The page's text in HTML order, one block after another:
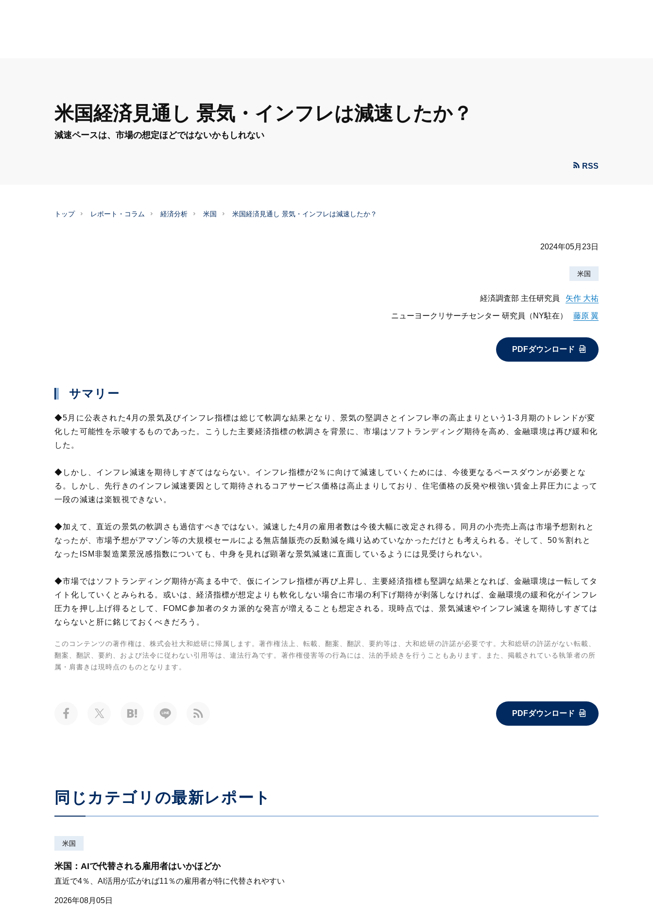
米国経済見通し 景気・インフレは減速したか？
減速ペースは、市場の想定ほどではないかもしれない
RSS
トップ レポート・コラム 経済分析 米国 米国経済見通し 景気・インフレは減速したか？
2024年05月23日
米国
経済調査部 主任研究員 矢作 大祐
ニューヨークリサーチセンター 研究員（NY駐在） 藤原 翼
PDFダウンロード
サマリー
◆5月に公表された4月の景気及びインフレ指標は総じて軟調な結果となり、景気の堅調さとインフレ率の高止まりという1-3月期のトレンドが変
化した可能性を示唆するものであった。こうした主要経済指標の軟調さを背景に、市場はソフトランディング期待を高め、金融環境は再び緩和化
した。
◆しかし、インフレ減速を期待しすぎてはならない。インフレ指標が2％に向けて減速していくためには、今後更なるペースダウンが必要とな
る。しかし、先行きのインフレ減速要因として期待されるコアサービス価格は高止まりしており、住宅価格の反発や根強い賃金上昇圧力によって
一段の減速は楽観視できない。
◆加えて、直近の景気の軟調さも過信すべきではない。減速した4月の雇用者数は今後大幅に改定され得る。同月の小売売上高は市場予想割れと
なったが、市場予想がアマゾン等の大規模セールによる無店舗販売の反動減を織り込めていなかっただけとも考えられる。そして、50％割れと
なったISM非製造業景況感指数についても、中身を見れば顕著な景気減速に直面しているようには見受けられない。
◆市場ではソフトランディング期待が高まる中で、仮にインフレ指標が再び上昇し、主要経済指標も堅調な結果となれば、金融環境は一転してタ
イト化していくとみられる。或いは、経済指標が想定よりも軟化しない場合に市場の利下げ期待が剥落しなければ、金融環境の緩和化がインフレ
圧力を押し上げ得るとして、FOMC参加者のタカ派的な発言が増えることも想定される。現時点では、景気減速やインフレ減速を期待しすぎては
ならないと肝に銘じておくべきだろう。
このコンテンツの著作権は、株式会社大和総研に帰属します。著作権法上、転載、翻案、翻訳、要約等は、大和総研の許諾が必要です。大和総研の許諾がない転載、
翻案、翻訳、要約、および法令に従わない引用等は、違法行為です。著作権侵害等の行為には、法的手続きを行うこともあります。また、掲載されている執筆者の所
属・肩書きは現時点のものとなります。
PDFダウンロード
同じカテゴリの最新レポート
米国
米国：AIで代替される雇用者はいかほどか
直近で4％、AI活用が広がれば11％の雇用者が特に代替されやすい
2026年08月05日